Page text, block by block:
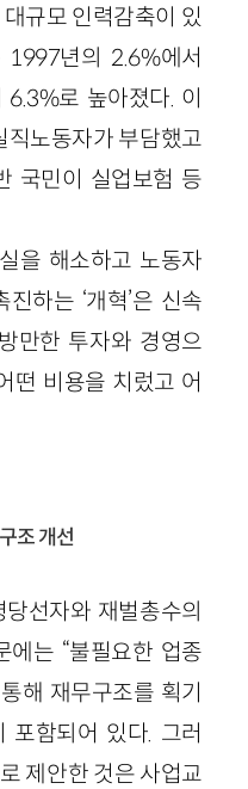
규모 인력감축이 있
년의 2.6%에서
로 높아졌다. 이
직노동자가 부담했고
국민이 실업보험 등
을 해소하고 노동자
하는 ‘개혁’은 신속
만한 투자와 경영으
떤 비용을 치렀고 어
조 개선
선자와 재벌총수의
에는 “불필요한 업종
해 재무구조를 획기
포함되어 있다. 그러
제안한 것은 사업교